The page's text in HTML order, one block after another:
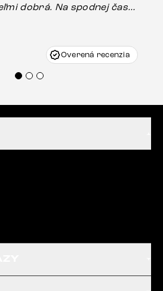
dobrá. Na spodnej časti
pravdepodobne
mojej záležitosti pristúpili
produkty Delife
Overená recenzia